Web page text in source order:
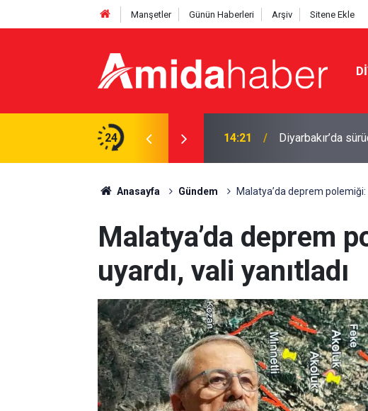
Manşetler Günün Haberleri Arşiv Sitene Ekle
24 14:21 Diyarbakır’da
Anasayfa Gündem Malatya’da deprem polemiği:
Malatya’da deprem
uyardı, vali yanıtladı